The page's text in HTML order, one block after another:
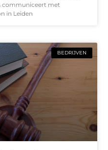
communiceert met
in Leiden
BEDRIJVEN